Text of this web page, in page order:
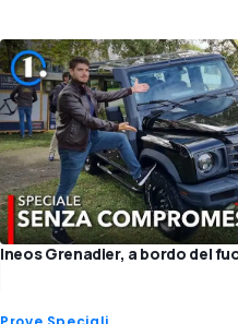
Ineos Grenadier, a bordo del